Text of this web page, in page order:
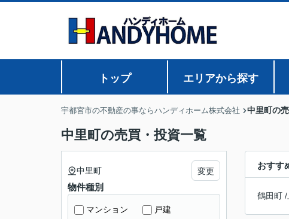
トップ エリアから探す
宇都宮市の不動産の事ならハンディホーム株式会社 中里町の
中里町の売買・投資一覧
おすす
鶴田町 /
中里町 変更
物件種別
マンション 戸建